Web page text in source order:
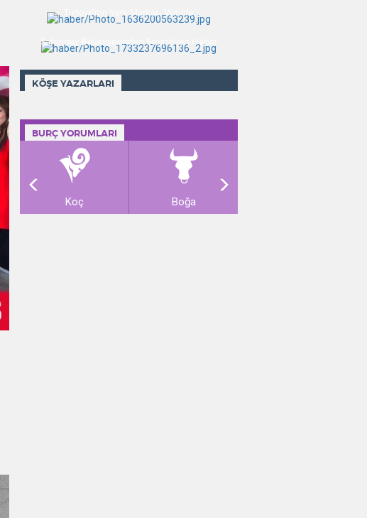
Türkiye'nin Yeni Markası 'Winlife'
Şahinbey Belediyesinden Sevindiren Haber
KÖŞE YAZARLARI
BURÇ YORUMLARI
Koç Boğa